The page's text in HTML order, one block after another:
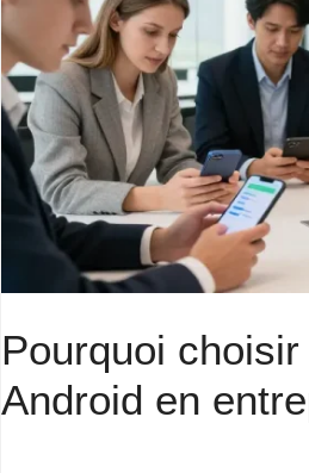
Pourquoi
Android en